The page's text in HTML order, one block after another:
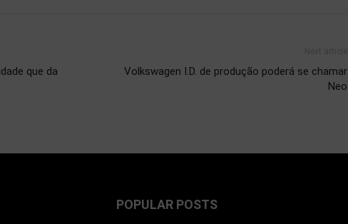
que da
Volkswagen I.D. de produção poderá se chamar
Neo
POPULAR POSTS